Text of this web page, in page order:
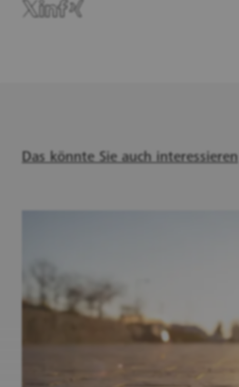
Das könnte Sie auch interessieren